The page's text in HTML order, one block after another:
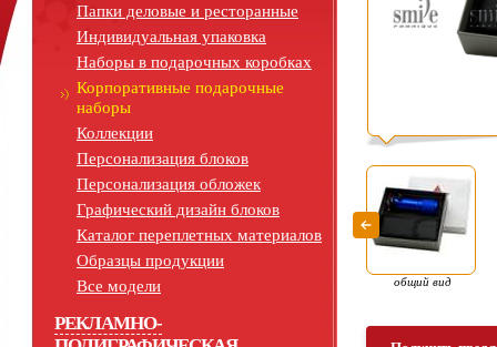
Папки деловые и ресторанные
Индивидуальная упаковка
Наборы в подарочных коробках
Корпоративные подарочные
наборы
Коллекции
Персонализация блоков
Персонализация обложек
Графический дизайн блоков
Каталог переплетных материалов
Образцы продукции
Все модели
РЕКЛАМНО-
общий вид